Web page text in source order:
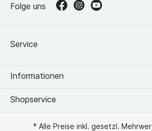
Service
Folge uns
Informationen
Shopservice
* Alle Preise inkl. gesetzl.